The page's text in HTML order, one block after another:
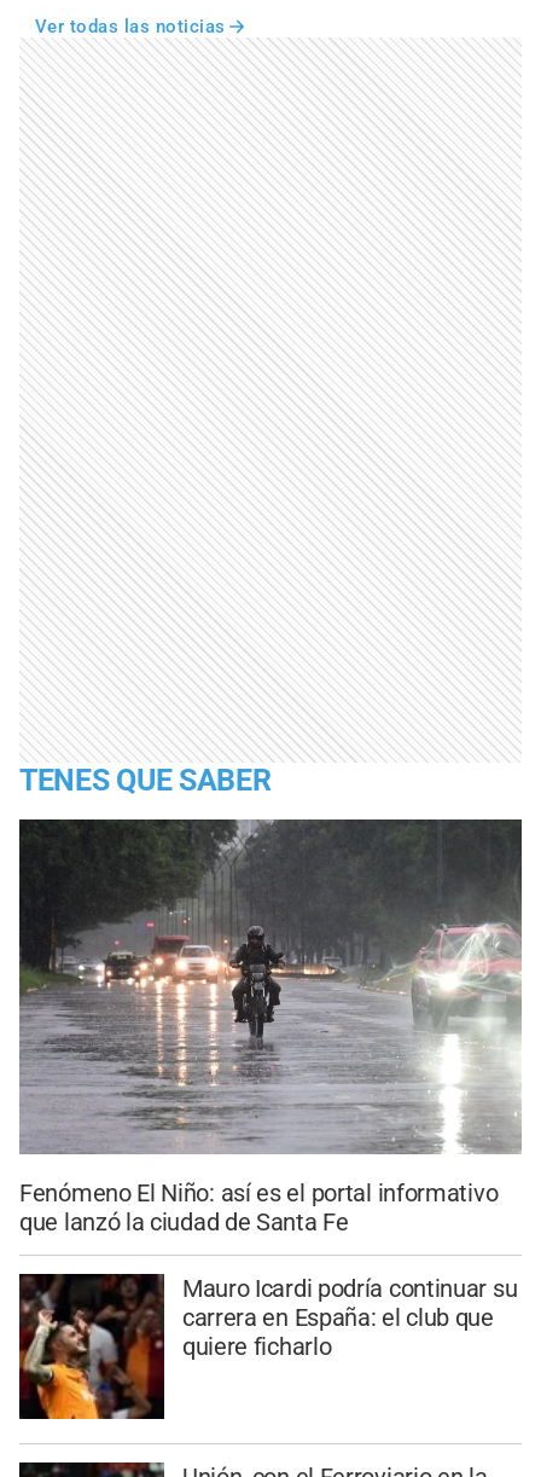
Ver todas las noticias
TENES QUE SABER
Fenómeno El Niño: así es el portal informativo
que lanzó la ciudad de Santa Fe
Mauro Icardi podría continuar su
carrera en España: el club que
quiere ficharlo